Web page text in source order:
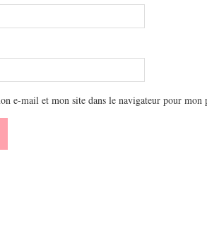
e-mail et mon site dans le navigateur pour mon